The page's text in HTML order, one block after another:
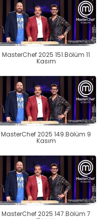
MasterChef 2025 151.Bölüm 11
Kasım
MasterChef 2025 149.Bölüm 9
Kasım
MasterChef 2025 147.Bölüm 7